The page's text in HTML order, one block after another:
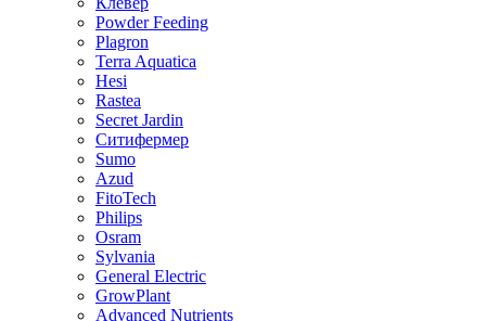
Powder Feeding
Plagron
Terra Aquatica
Hesi
Rastea
Secret Jardin
Ситифермер
Sumo
Azud
FitoTech
Philips
Osram
Sylvania
General Electric
GrowPlant
Advanced Nutrients